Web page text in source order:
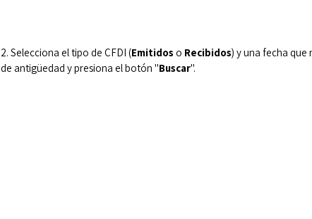
2. Selecciona el tipo de CFDI (Emitidos o Recibidos) y una fecha que
de antigüedad y presiona el botón "Buscar".